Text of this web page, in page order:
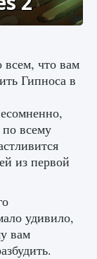
0
всем, что вам
Гипноса в
всему
из первой
удивило,
вам